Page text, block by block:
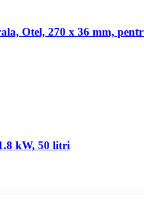
Otel, 270 x 36 mm,
kW, 50 litri